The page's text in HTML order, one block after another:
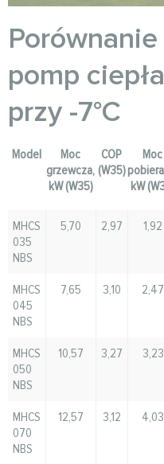
pomp
przy -7°C
Model
Moc
grzewcza,
kW (W35)
COP
(W35)
Moc
kW
MHCS
035
NBS
5,70 2,97 1,92
MHCS
045
NBS
7,65 3,10 2,47
MHCS
050
NBS
10,57 3,27 3,23
MHCS
070
NBS
12,57 3,12 4,03